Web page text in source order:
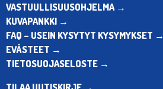
VASTUULLISUUSOHJELMA →
KUVAPANKKI →
FAQ – USEIN KYSYTYT KYSYMYKSET →
EVÄSTEET →
TIETOSUOJASELOSTE →